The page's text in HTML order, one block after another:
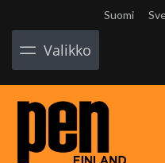
Suomi
Valikko